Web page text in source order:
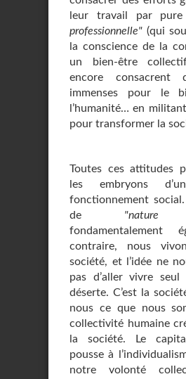
leur travail par pure
professionnelle" (qui
la conscience de la
un bien-être
encore consacrent
immenses pour le
l’humanité… en
pour transformer la
Toutes ces attitudes
les embryons
fonctionnement
de "nature
fondamentalement
contraire, nous
société, et l’idée ne
pas d’aller vivre
déserte. C’est la
nous ce que nous
collectivité humaine
la société. Le
pousse à
notre volonté